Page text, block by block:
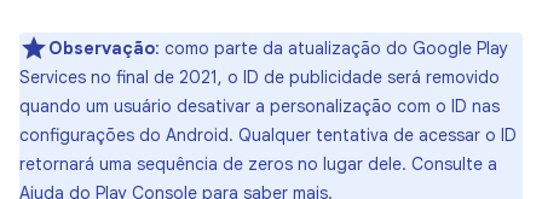
Observação: como parte da atualização do Google Play
Services no final de 2021, o ID de publicidade será removido
quando um usuário desativar a personalização com o ID nas
configurações do Android. Qualquer tentativa de acessar o ID
retornará uma sequência de zeros no lugar dele. Consulte a
Ajuda do Play Console para saber mais.